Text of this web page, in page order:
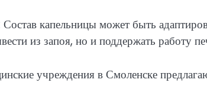
капельницы может быть
из запоя, но и поддержать работу
учреждения в Смоленске